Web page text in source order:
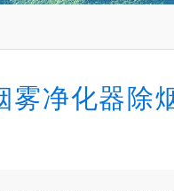
雾净化器除